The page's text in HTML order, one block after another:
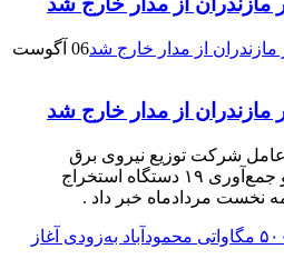
06 آگوست
شرکت توزیع نیروی برق
مازندران از شناسایی و جمع‌آوری ۱۹ دستگاه استخراج
نخست مردادماه خبر داد .